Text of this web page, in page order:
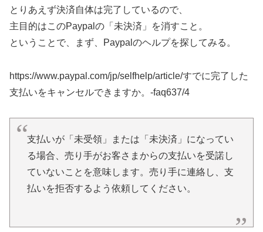
とりあえず決済自体は完了しているので、
主目的はこのPaypalの「未決済」を消すこと。
ということで、まず、Paypalのヘルプを探してみる。
https://www.paypal.com/jp/selfhelp/article/すでに完了した
支払いをキャンセルできますか。-faq637/4
支払いが「未受領」または「未決済」になってい
る場合、売り手がお客さまからの支払いを受諾し
ていないことを意味します。売り手に連絡し、支
払いを拒否するよう依頼してください。